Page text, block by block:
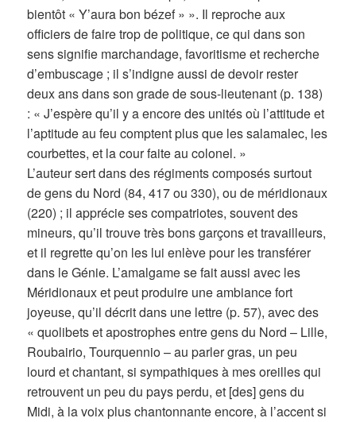
bientôt « Y’aura bon bézef » ». Il reproche aux
officiers de faire trop de politique, ce qui dans son
sens signifie marchandage, favoritisme et recherche
d’embuscage ; il s’indigne aussi de devoir rester
deux ans dans son grade de sous-lieutenant (p. 138)
: « J’espère qu’il y a encore des unités où l’attitude et
l’aptitude au feu comptent plus que les salamalec, les
courbettes, et la cour faite au colonel. »
L’auteur sert dans des régiments composés surtout
de gens du Nord (84, 417 ou 330), ou de méridionaux
(220) ; il apprécie ses compatriotes, souvent des
mineurs, qu’il trouve très bons garçons et travailleurs,
et il regrette qu’on les lui enlève pour les transférer
dans le Génie. L’amalgame se fait aussi avec les
Méridionaux et peut produire une ambiance fort
joyeuse, qu’il décrit dans une lettre (p. 57), avec des
« quolibets et apostrophes entre gens du Nord – Lille,
Roubairio, Tourquennio – au parler gras, un peu
lourd et chantant, si sympathiques à mes oreilles qui
retrouvent un peu du pays perdu, et [des] gens du
Midi, à la voix plus chantonnante encore, à l’accent si